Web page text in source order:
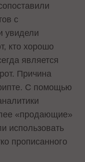
с
увидели
кто хорошо
является
Причина
С помощью
«продающие»
использовать
прописанного